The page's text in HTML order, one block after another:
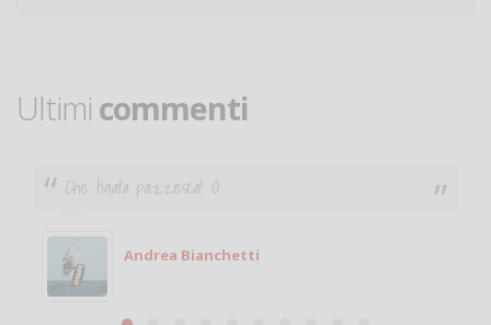
Ultimi commenti
Ciao. Sono a Treviglio da poco e vorrei tornare a
giocare. Se sei in zona e puoi giocare fammi sapere.
Michele
Michele Miglionico